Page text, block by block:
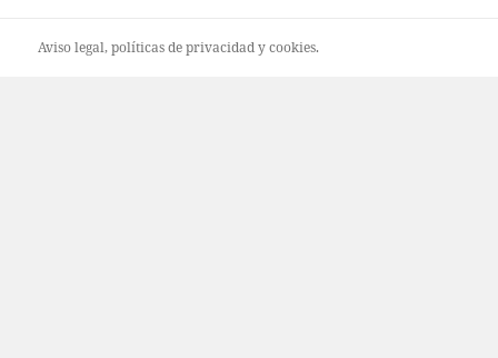
Aviso legal, políticas deprivacidadycookies.